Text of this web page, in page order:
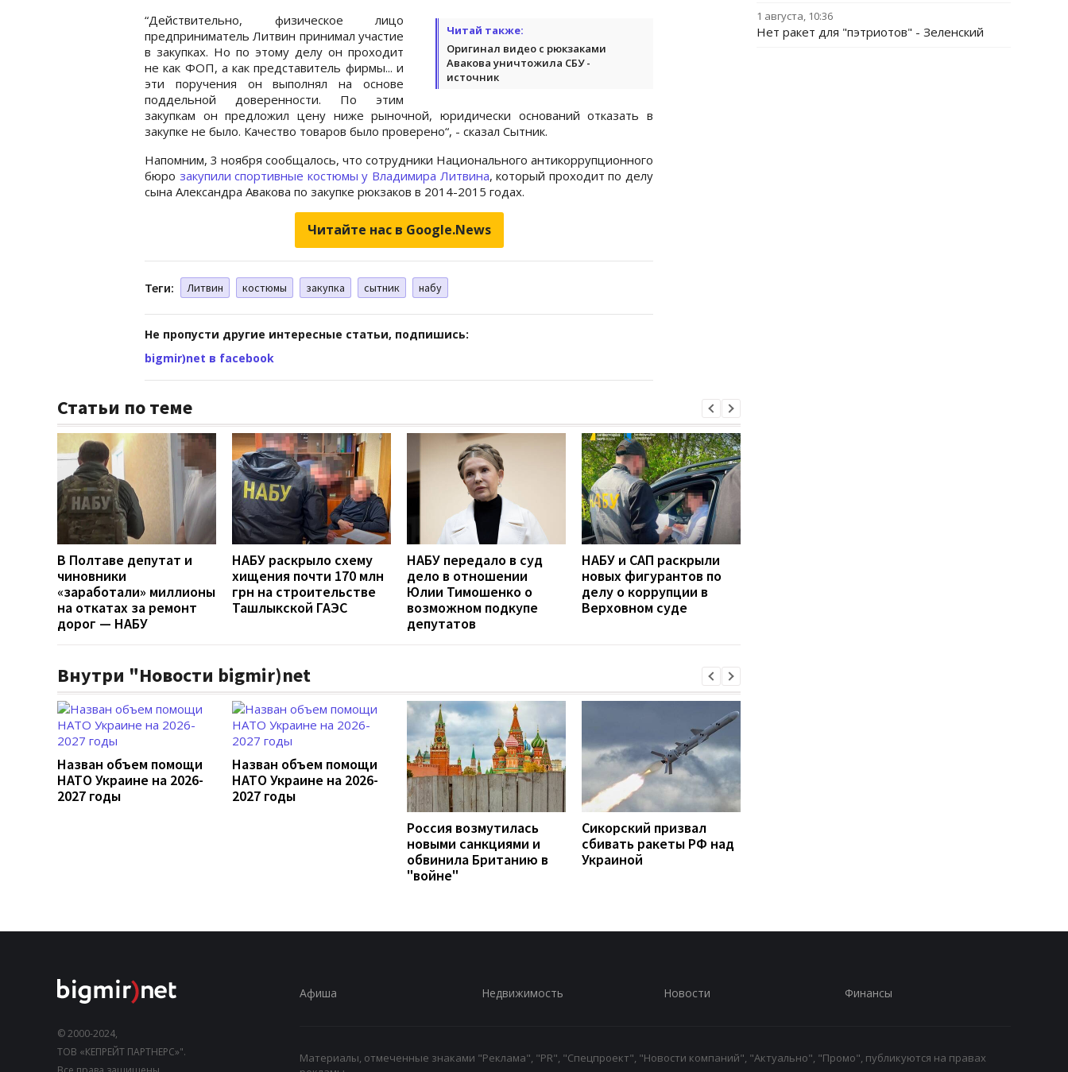
Читай также:
Оригинал видео с рюкзаками
Авакова уничтожила СБУ -
источник
“Действительно, физическое лицо
предприниматель Литвин принимал участие
в закупках. Но по этому делу он проходит
не как ФОП, а как представитель фирмы... и
эти поручения он выполнял на основе
поддельной доверенности. По этим
закупкам он предложил цену ниже рыночной, юридически оснований отказать в
закупке не было. Качество товаров было проверено“, - сказал Сытник.
Напомним, 3 ноября сообщалось, что сотрудники Национального антикоррупционного
бюро закупили спортивные костюмы у Владимира Литвина, который проходит по делу
сына Александра Авакова по закупке рюкзаков в 2014-2015 годах.
Читайте нас в Google.News
Теги: Литвин костюмы закупка сытник набу
Не пропусти другие интересные статьи, подпишись:
bigmir)net в facebook
Статьи по теме
В Полтаве депутат и
чиновники
«заработали» миллионы
на откатах за ремонт
дорог — НАБУ
НАБУ раскрыло схему
хищения почти 170 млн
грн на строительстве
Ташлыкской ГАЭС
НАБУ передало в суд
дело в отношении
Юлии Тимошенко о
возможном подкупе
депутатов
НАБУ и САП раскрыли
новых фигурантов по
делу о коррупции в
Верховном суде
Внутри "Новости bigmir)net
Назван объем помощи
НАТО Украине на 2026-
2027 годы
Назван объем помощи
НАТО Украине на 2026-
2027 годы
Россия возмутилась
новыми санкциями и
обвинила Британию в
"войне"
Сикорский призвал
сбивать ракеты РФ над
Украиной
1 августа, 10:36
Нет ракет для "пэтриотов" - Зеленский
© 2000-2024,
ТОВ «КЕПРЕЙТ ПАРТНЕРС»".
Афиша Недвижимость Новости Финансы
Материалы, отмеченные знаками "Реклама", "PR", "Спецпроект", "Новости компаний", "Актуально", "Промо", публикуются на правах